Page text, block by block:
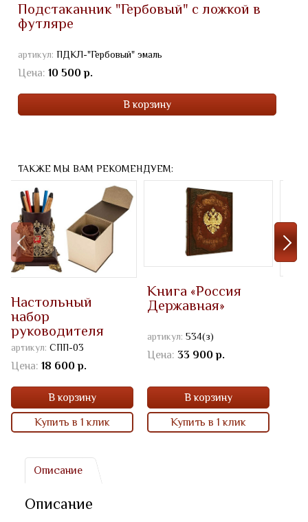
Описание
Описание
Подстаканник "Гербовый" с ложкой в
футляре
артикул: ПДКЛ-"Гербовый" эмаль
Цена: 10 500 р.
В корзину
ТАКЖЕ МЫ ВАМ РЕКОМЕНДУЕМ:
Настольный
набор
руководителя
"Россия"
артикул: СПП-03
Цена: 18 600 р.
В корзину
Купить в 1 клик
Книга «Россия
Державная»
артикул: 534(з)
Цена: 33 900 р.
В корзину
Купить в 1 клик